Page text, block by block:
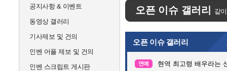
공지사항 & 이벤트
동영상 갤러리
기사제보 및 건의
인벤 어플 제보 및 건의
인벤 스크립트 게시판
오픈 이슈 갤러리 같
오픈 이슈 갤러리
연예 현역 최고령 배우라는